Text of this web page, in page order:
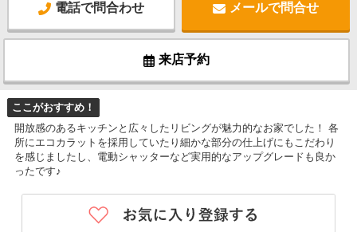
電話で問合わせ メールで問合せ
来店予約
ここがおすすめ！
開放感のあるキッチンと広々したリビングが魅力的なお家でした！ 各
所にエコカラットを採用していたり細かな部分の仕上げにもこだわり
を感じましたし、電動シャッターなど実用的なアップグレードも良か
ったです♪